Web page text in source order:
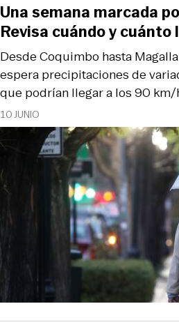
10 JUNIO
Desde Coquimbo hasta
espera precipitaciones de
que podrían llegar a los 90 km/
Una semana marcada
Revisa cuándo y